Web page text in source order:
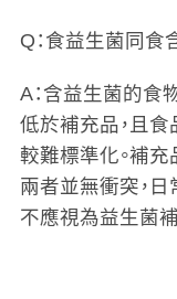
Q：食益生菌同食
A：含益生菌的食
低於補充品，且
較難標準化。補
兩者並無衝突，
不應視為益生菌